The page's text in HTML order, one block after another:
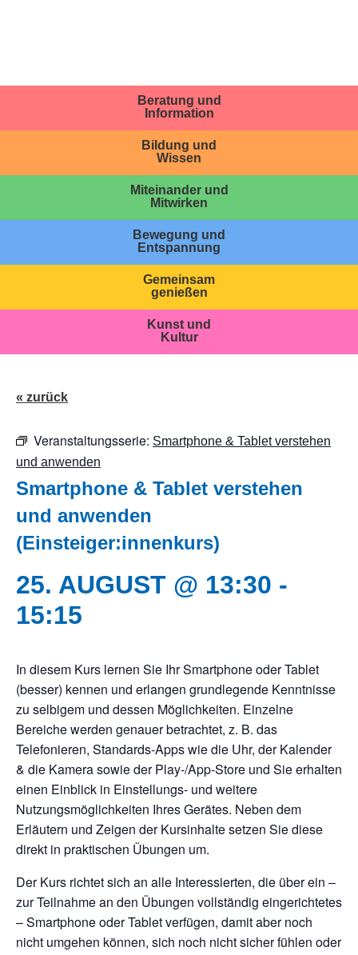
Beratung und
Information
Bildung und
Wissen
Miteinander und
Mitwirken
Bewegung und
Entspannung
Gemeinsam
genießen
Kunst und
Kultur
« zurück
Veranstaltungsserie: Smartphone & Tablet verstehen
und anwenden
Smartphone & Tablet verstehen
und anwenden
(Einsteiger:innenkurs)
25. AUGUST @ 13:30 -
15:15
In diesem Kurs lernen Sie Ihr Smartphone oder Tablet
(besser) kennen und erlangen grundlegende Kenntnisse
zu selbigem und dessen Möglichkeiten. Einzelne
Bereiche werden genauer betrachtet, z. B. das
Telefonieren, Standards-Apps wie die Uhr, der Kalender
& die Kamera sowie der Play-/App-Store und Sie erhalten
einen Einblick in Einstellungs- und weitere
Nutzungsmöglichkeiten Ihres Gerätes. Neben dem
Erläutern und Zeigen der Kursinhalte setzen Sie diese
direkt in praktischen Übungen um.
Der Kurs richtet sich an alle Interessierten, die über ein –
zur Teilnahme an den Übungen vollständig eingerichtetes
– Smartphone oder Tablet verfügen, damit aber noch
nicht umgehen können, sich noch nicht sicher fühlen oder